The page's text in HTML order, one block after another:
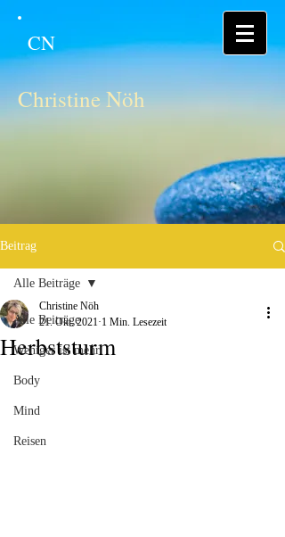
CN
Christine Nöh
Beitrag
Alle Beiträge
Weniger ist mehr
Body
Mind
Reisen
Alle Beiträge
Herbststurm
Christine Nöh
21. Okt. 2021 1 Min. Lesezeit